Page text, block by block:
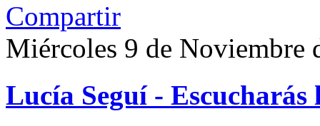
Compartir
Miércoles 9 de Noviembre
Lucía Seguí - Escucharás